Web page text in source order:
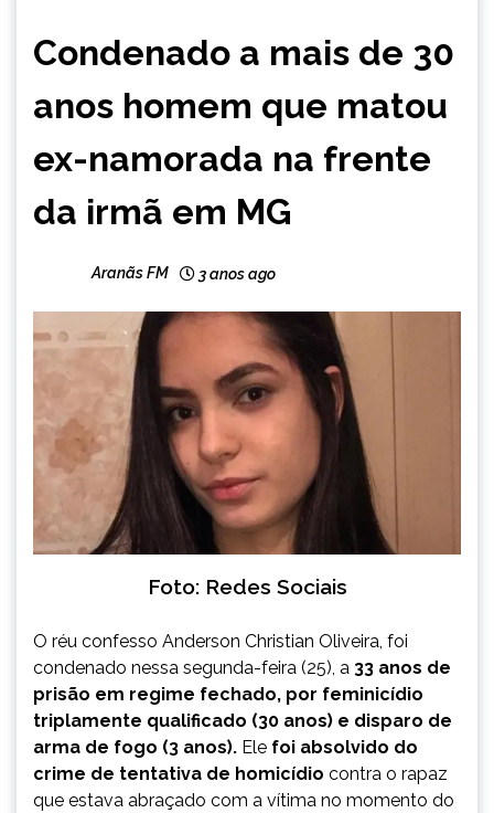
GERAIS
Condenado a mais de 30
anos homem que matou
ex-namorada na frente
da irmã em MG
Aranãs FM 3 anos ago
Foto: Redes Sociais
O réu confesso Anderson Christian Oliveira, foi
condenado nessa segunda-feira (25), a 33 anos de
prisão em regime fechado, por feminicídio
triplamente qualificado (30 anos) e disparo de
arma de fogo (3 anos). Ele foi absolvido do
crime de tentativa de homicídio contra o rapaz
que estava abraçado com a vítima no momento do